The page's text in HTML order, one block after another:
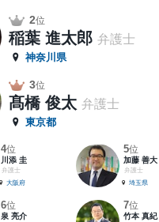
2位
稲葉 進太郎 弁護士
神奈川県
3位
髙橋 俊太 弁護士
東京都
4位
川添 圭
弁護士
大阪府
5位
加藤 善大
弁護士
埼玉県
6位
泉 亮介
7位
竹本 真紀